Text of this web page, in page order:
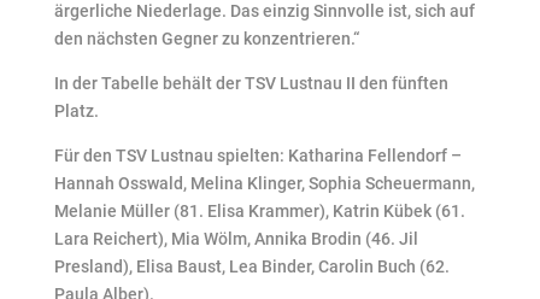
ärgerliche Niederlage. Das einzig Sinnvolle ist, sich auf
den nächsten Gegner zu konzentrieren.“
In der Tabelle behält der TSV Lustnau II den fünften
Platz.
Für den TSV Lustnau spielten: Katharina Fellendorf –
Hannah Osswald, Melina Klinger, Sophia Scheuermann,
Melanie Müller (81. Elisa Krammer), Katrin Kübek (61.
Lara Reichert), Mia Wölm, Annika Brodin (46. Jil
Presland), Elisa Baust, Lea Binder, Carolin Buch (62.
Paula Alber).